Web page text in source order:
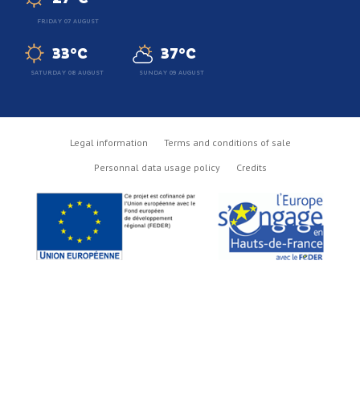
FRIDAY 07 AUGUST
33°C
SATURDAY 08 AUGUST
37°C
SUNDAY 09 AUGUST
Legal information Terms and conditions of sale
Personnal data usage policy Credits